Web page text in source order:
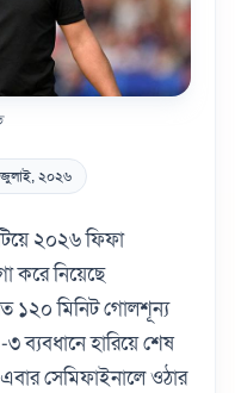
২০২৬
২০২৬ ফিফা
করে নিয়েছে
১২০ মিনিট গোলশূন্য
৩ ব্যবধানে হারিয়ে শেষ
সেমিফাইনালে ওঠার